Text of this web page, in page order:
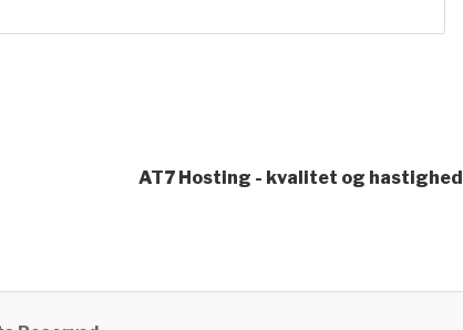
AT7 Hosting - kvalitet og hastighed